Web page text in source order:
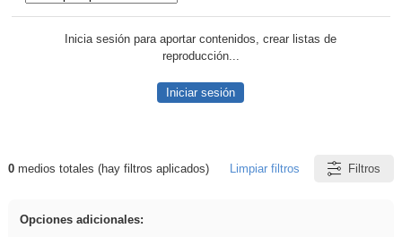
Inicia sesión para aportar contenidos, crear listas de
reproducción...
Iniciar sesión
Resultados de: vidriera
0medios totales (hay filtros aplicados) Limpiar filtros Filtros
Opciones adicionales: